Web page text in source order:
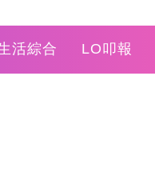
活綜合 LO叩報